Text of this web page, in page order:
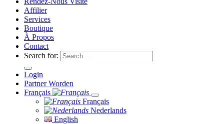
Affilier
Services
Boutique
À Propos
Contact
Search for:
Login
Partner Worden
Français
Français
Nederlands
English